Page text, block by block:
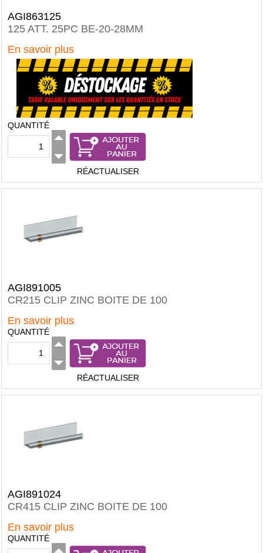
AGI863125
125 ATT. 25PC BE-20-28MM
En savoir plus
QUANTITÉ
RÉACTUALISER
AGI891005
CR215 CLIP ZINC BOITE DE 100
En savoir plus
QUANTITÉ
RÉACTUALISER
AGI891024
CR415 CLIP ZINC BOITE DE 100
En savoir plus
QUANTITÉ